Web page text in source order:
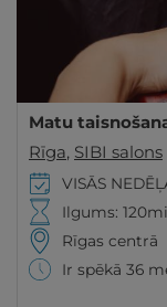
Matu
Rīga, SIBI salons
VISĀS
Ilgums:
Rīgas centrā
Ir spēkā 36